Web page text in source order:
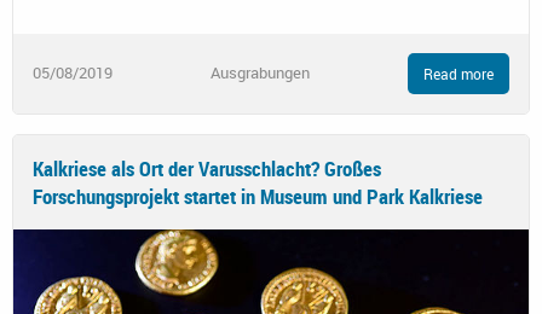
05/08/2019 Ausgrabungen Read more
Kalkriese als Ort der Varusschlacht? Großes
Forschungsprojekt startet in Museum und Park Kalkriese